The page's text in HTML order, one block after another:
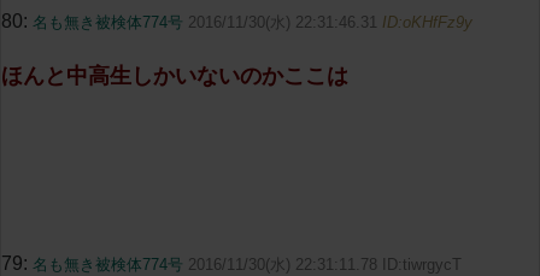
80: 名も無き被検体774号 2016/11/30(水) 22:31:46.31 ID:oKHfFz9y
ほんと中高生しかいないのかここは
79: 名も無き被検体774号 2016/11/30(水) 22:31:11.78 ID:tiwrgycT